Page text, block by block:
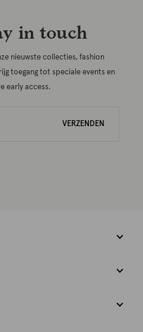
in touch
nieuwste collecties, fashion
toegang tot speciale events en
early access.
VERZENDEN